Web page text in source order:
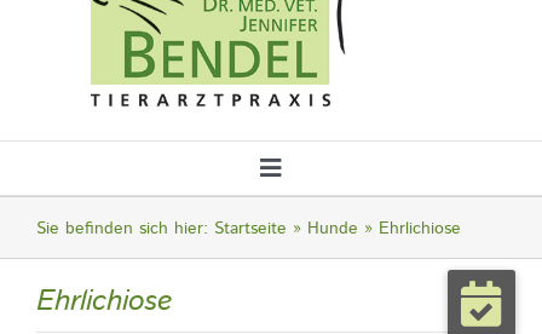
Datenschutz
Toggle
Navigation
Startseite
Notfall
Sie befinden sich hier: Startseite Hunde Ehrlichiose
Ehrlichiose